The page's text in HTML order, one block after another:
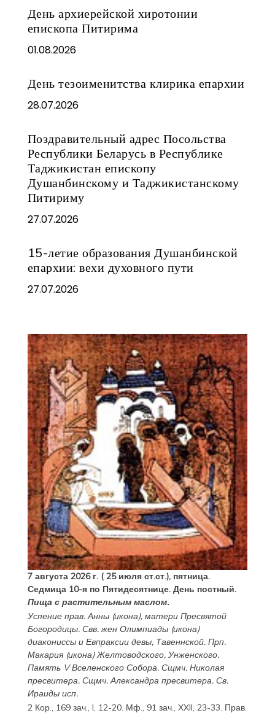
День архиерейской хиротонии
епископа Питирима
01.08.2026
День тезоименитства клирика епархии
28.07.2026
Поздравительный адрес Посольства
Республики Беларусь в Республике
Таджикистан епископу
Душанбинскому и Таджикистанскому
Питириму
27.07.2026
15-летие образования Душанбинской
епархии: вехи духовного пути
27.07.2026
7 августа 2026 г. ( 25 июля ст.ст.), пятница.
Седмица 10-я по Пятидесятнице. День постный.
Пища с растительным маслом.
Успение прав.Анны(икона), матери Пресвятой
Богородицы. Свв. жен Олимпиады(икона)
диакониссы и Евпраксиидевы, Тавеннской. Прп.
Макария(икона) Желтоводского, Унженского.
Память V Вселенского Собора. Сщмч. Николая
пресвитера. Сщмч.Александрапресвитера. Св.
Ираидыисп.
2 Кор., 169 зач., I, 12-20. Мф., 91 зач., XXII, 23-33. Прав.